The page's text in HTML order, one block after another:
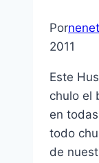
Por
2011
Este
chulo el
en
todo
de